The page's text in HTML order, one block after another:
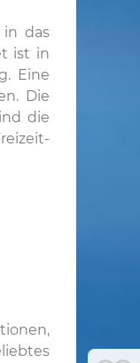
in das
ist in
Eine
Die
die